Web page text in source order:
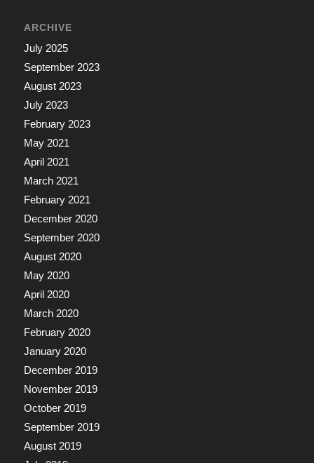
ARCHIVE
July 2025
September 2023
August 2023
July 2023
February 2023
May 2021
April 2021
March 2021
February 2021
December 2020
September 2020
August 2020
May 2020
April 2020
March 2020
February 2020
January 2020
December 2019
November 2019
October 2019
September 2019
August 2019